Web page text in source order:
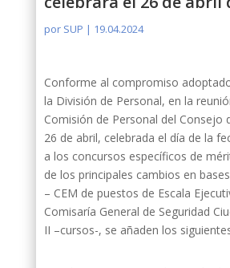
por SUP | 19.04.2024
Conforme al compromiso
la División de Personal, en la
Comisión de Personal del Consejo
26 de abril, celebrada el día de la
a los concursos específicos de
de los principales cambios en
– CEM de puestos de Escala
Comisaría General de Seguridad
II –cursos-, se añaden los